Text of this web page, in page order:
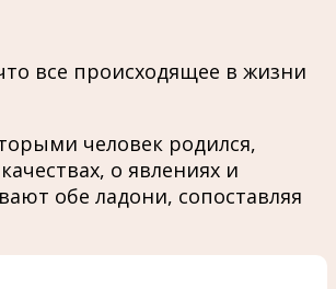
все происходящее в жизни
человек родился,
о явлениях и
обе ладони, сопоставляя